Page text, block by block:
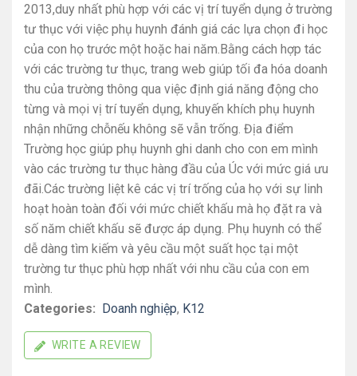
2013,duy nhất phù hợp với các vị trí tuyển dụng ở trường
tư thục với việc phụ huynh đánh giá các lựa chọn đi học
của con họ trước một hoặc hai năm.Bằng cách hợp tác
với các trường tư thục, trang web giúp tối đa hóa doanh
thu của trường thông qua việc định giá năng động cho
từng và mọi vị trí tuyển dụng, khuyến khích phụ huynh
nhận những chỗnếu không sẽ vẫn trống. Địa điểm
Trường học giúp phụ huynh ghi danh cho con em mình
vào các trường tư thục hàng đầu của Úc với mức giá ưu
đãi.Các trường liệt kê các vị trí trống của họ với sự linh
hoạt hoàn toàn đối với mức chiết khấu mà họ đặt ra và
số năm chiết khấu sẽ được áp dụng. Phụ huynh có thể
dễ dàng tìm kiếm và yêu cầu một suất học tại một
trường tư thục phù hợp nhất với nhu cầu của con em
mình.
Categories:
Doanh nghiệp, K12
WRITE A REVIEW